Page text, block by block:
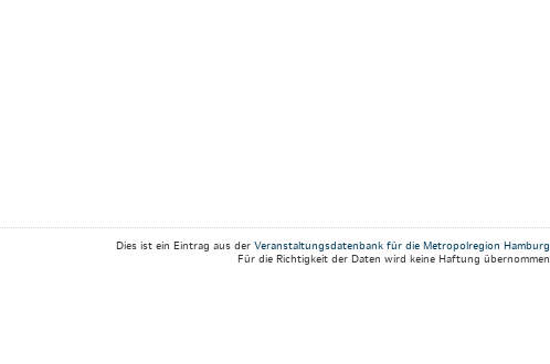
Dies ist ein Eintrag aus der Veranstaltungsdatenbank für die Metropolregion Hamburg
Für die Richtigkeit der Daten wird keine Haftung übernommen.